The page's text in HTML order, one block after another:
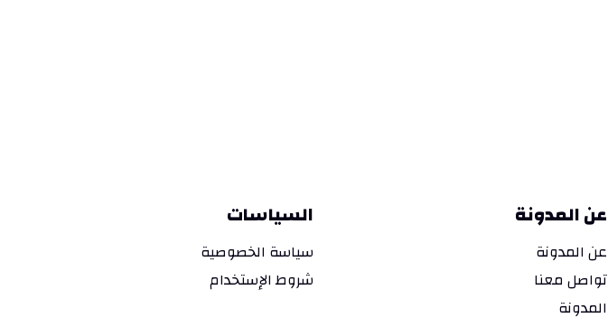
عن المدونة
عن المدونة
تواصل معنا
المدونة
السياسات
سياسة الخصوصية
شروط الإستخدام